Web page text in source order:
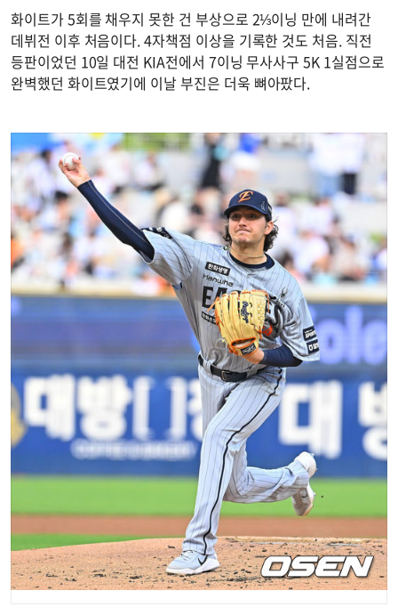
화이트가 5회를 채우지 못한 건 부상으로 2⅓이닝 만에 내려간
데뷔전 이후 처음이다. 4자책점 이상을 기록한 것도 처음. 직전
등판이었던 10일 대전 KIA전에서 7이닝 무사사구 5K 1실점으로
완벽했던 화이트였기에 이날 부진은 더욱 뼈아팠다.